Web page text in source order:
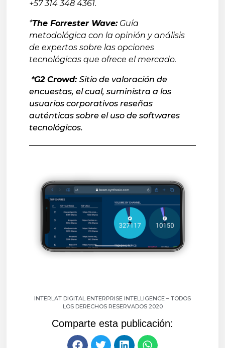
+57 314 348 4361.
*The Forrester Wave:Guía
metodológica con la opinión y análisis
de expertos sobre las opciones
tecnológicas que ofrece el mercado.
*G2 Crowd:Sitio de valoración de
encuestas, el cual, suministra a los
usuarios corporativos reseñas
auténticas sobre el uso de softwares
tecnológicos.
INTERLAT DIGITAL ENTERPRISE INTELLIGENCE – TODOS
LOS DERECHOS RESERVADOS 2020
Comparte esta publicación: